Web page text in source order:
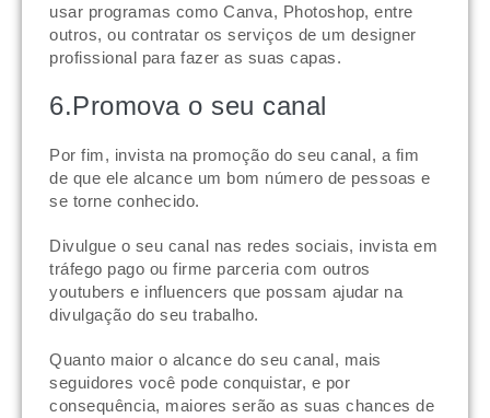
usar programas como Canva, Photoshop, entre
outros, ou contratar os serviços de um designer
profissional para fazer as suas capas.
6.Promova o seu canal
Por fim, invista na promoção do seu canal, a fim
de que ele alcance um bom número de pessoas e
se torne conhecido.
Divulgue o seu canal nas redes sociais, invista em
tráfego pago ou firme parceria com outros
youtubers e influencers que possam ajudar na
divulgação do seu trabalho.
Quanto maior o alcance do seu canal, mais
seguidores você pode conquistar, e por
consequência, maiores serão as suas chances de